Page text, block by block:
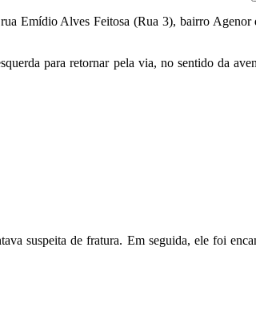
Emídio Alves Feitosa (Rua 3), bairro Agenor
para retornar pela via, no sentido da
suspeita de fratura. Em seguida, ele foi